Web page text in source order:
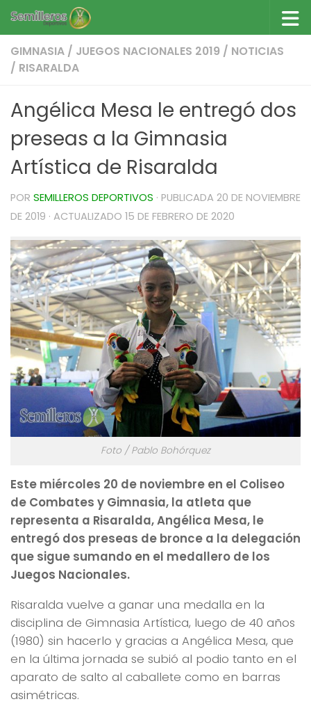
Saltar al contenido
GIMNASIA / JUEGOS NACIONALES 2019 / NOTICIAS
/ RISARALDA
Angélica Mesa le entregó dos
preseas a la Gimnasia
Artística de Risaralda
POR SEMILLEROS DEPORTIVOS · PUBLICADA 20 DE NOVIEMBRE
DE 2019 · ACTUALIZADO 15 DE FEBRERO DE 2020
Foto / Pablo Bohórquez
Este miércoles 20 de noviembre en el Coliseo
de Combates y Gimnasia, la atleta que
representa a Risaralda, Angélica Mesa, le
entregó dos preseas de bronce a la delegación
que sigue sumando en el medallero de los
Juegos Nacionales.
Risaralda vuelve a ganar una medalla en la
disciplina de Gimnasia Artística, luego de 40 años
(1980) sin hacerlo y gracias a Angélica Mesa, que
en la última jornada se subió al podio tanto en el
aparato de salto al caballete como en barras
asimétricas.